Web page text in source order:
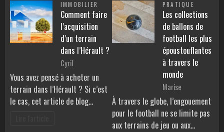
IMMOBILIER
Comment faire
l’acquisition
d’un terrain
dans l’Hérault ?
Cyril
Vous avez pensé à acheter un
terrain dans l’Hérault ? Si c’est
le cas, cet article de blog…
PRATIQUE
Les collections
de ballons de
football les plus
époustouflantes
à travers le
monde
Marise
À travers le globe, l’engouement
pour le football ne se limite pas
aux terrains de jeu ou aux…